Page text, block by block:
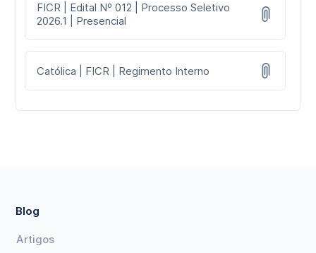
FICR | Edital Nº 012 | Processo Seletivo
2026.1 | Presencial
Católica | FICR | Regimento Interno
Blog
Artigos